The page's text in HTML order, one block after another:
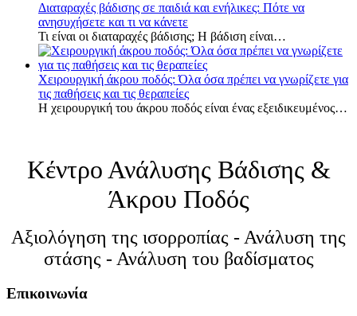
Διαταραχές βάδισης σε παιδιά και ενήλικες: Πότε να
ανησυχήσετε και τι να κάνετε
Τι είναι οι διαταραχές βάδισης; Η βάδιση είναι…
Χειρουργική άκρου ποδός: Όλα όσα πρέπει να γνωρίζετε για
τις παθήσεις και τις θεραπείες
Η χειρουργική του άκρου ποδός είναι ένας εξειδικευμένος…
Κέντρο Ανάλυσης Βάδισης &
Άκρου Ποδός
Αξιολόγηση της ισορροπίας - Ανάλυση της
στάσης - Ανάλυση του βαδίσματος
Επικοινωνία